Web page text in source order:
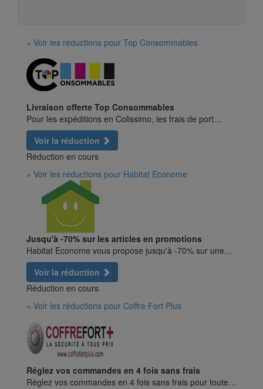
» Voir les réductions pour Top Consommables
Livraison offerte Top Consommables
Pour les expéditions en Colissimo, les frais de port…
Voir la réduction
Réduction en cours
» Voir les réductions pour Habitat Econome
Jusqu'à -70% sur les articles en promotions
Habitat Econome vous propose jusqu'à -70% sur une…
Voir la réduction
Réduction en cours
» Voir les réductions pour Coffre Fort Plus
Réglez vos commandes en 4 fois sans frais
Réglez vos commandes en 4 fois sans frais pour toute…